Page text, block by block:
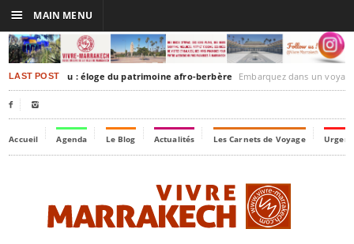
LAST POST
Timbuktu : éloge du patrimoine afro-berbère Embarquez dans un voyage culturel dans le temps, à
 
Accueil Agenda Le Blog Actualités Les Carnets de Voyage
☰ MAIN MENU